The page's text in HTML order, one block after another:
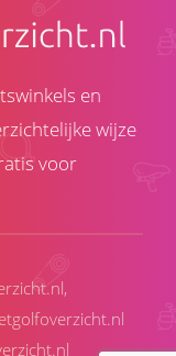
en
wijze
voor
,